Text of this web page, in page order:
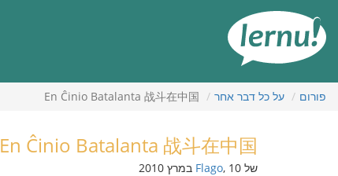
העניינים
פורום על כל דבר אחר En Ĉinio Batalanta 战斗在中国
En Ĉinio Batalanta 战斗在中国
של Flago, 10 במרץ 2010